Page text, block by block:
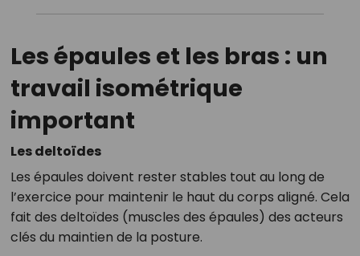
Les épaules et les bras : un
travail isométrique
important
Les deltoïdes
Les épaules doivent rester stables tout au long de
l’exercice pour maintenir le haut du corps aligné. Cela
fait des deltoïdes (muscles des épaules) des acteurs
clés du maintien de la posture.